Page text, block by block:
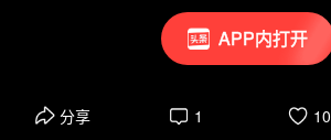
APP内打开
分享 1 10